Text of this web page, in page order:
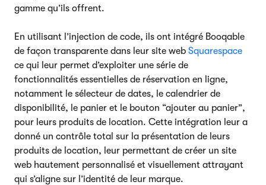
gamme qu’ils offrent.
En utilisant l’injection de code, ils ont intégré Booqable
de façon transparente dans leur site web Squarespace
ce qui leur permet d’exploiter une série de
fonctionnalités essentielles de réservation en ligne,
notamment le sélecteur de dates, le calendrier de
disponibilité, le panier et le bouton “ajouter au panier”,
pour leurs produits de location. Cette intégration leur a
donné un contrôle total sur la présentation de leurs
produits de location, leur permettant de créer un site
web hautement personnalisé et visuellement attrayant
qui s’aligne sur l’identité de leur marque.